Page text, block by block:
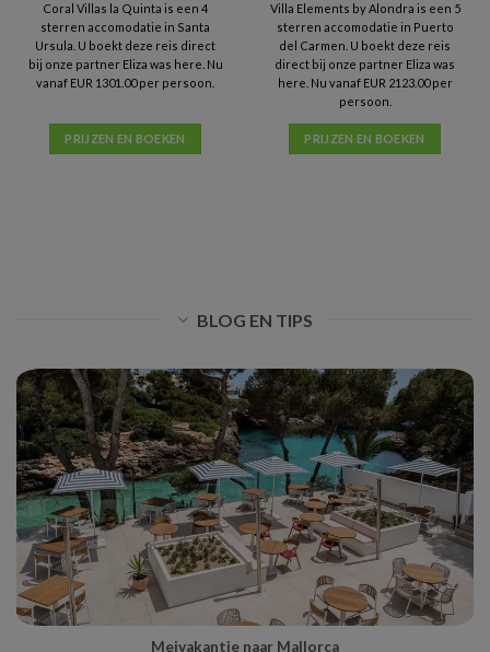
Coral Villas la Quinta is een 4
sterren accomodatie in Santa
Ursula. U boekt deze reis direct
bij onze partner Eliza was here. Nu
vanaf EUR 1301.00 per persoon.
PRIJZEN EN BOEKEN
Villa Elements by Alondra is een 5
sterren accomodatie in Puerto
del Carmen. U boekt deze reis
direct bij onze partner Eliza was
here. Nu vanaf EUR 2123.00 per
persoon.
PRIJZEN EN BOEKEN
BLOG EN TIPS
Meivakantie naar Mallorca